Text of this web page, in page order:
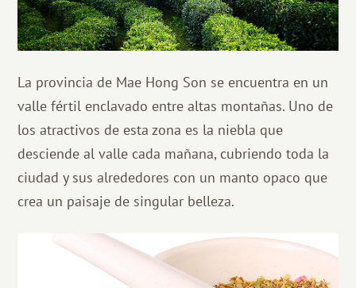
La provincia de Mae Hong Son se encuentra en un
valle fértil enclavado entre altas montañas. Uno de
los atractivos de esta zona es la niebla que
desciende al valle cada mañana, cubriendo toda la
ciudad y sus alrededores con un manto opaco que
crea un paisaje de singular belleza.